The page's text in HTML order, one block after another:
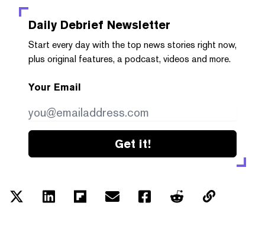
Daily Debrief Newsletter
Start every day with the top news stories right now,
plus original features, a podcast, videos and more.
Your Email
Get it!